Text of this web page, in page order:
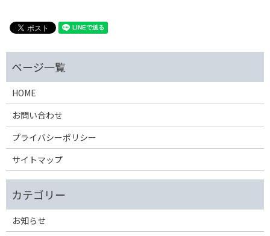
HOME
お問い合わせ
プライバシーポリシー
サイトマップ
お知らせ